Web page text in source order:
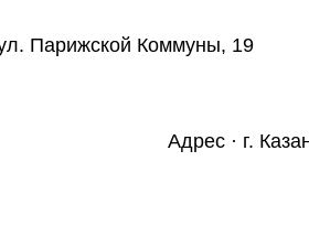
Парижской Коммуны, 19
Адрес · г.